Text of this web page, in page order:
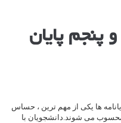
پنجم پایان
ها یکی از مهم ترین ، حساس
محسوب می شوند.دانشجویان با